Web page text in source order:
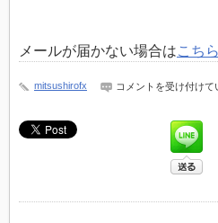
メールが届かない場合はこちら
mitsushirofx
Team11
コメントを受け付けて